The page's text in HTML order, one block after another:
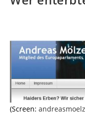
(Screen: